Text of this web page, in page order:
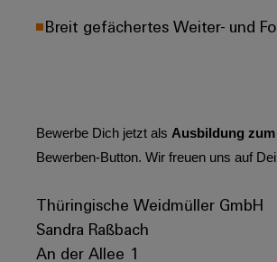
Breit gefächertes Weiter- und
Bewerbe Dich jetzt als Ausbildung
Bewerben-Button. Wir freuen uns auf
Thüringische Weidmüller GmbH
Sandra Raßbach
An der Allee 1